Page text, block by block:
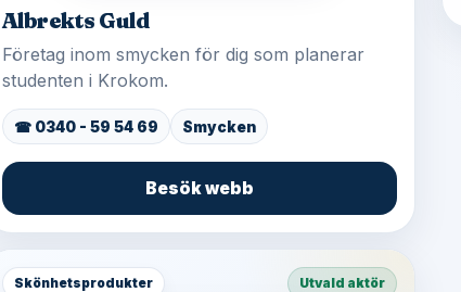
Albrekts Guld
Företag inom smycken för dig som planerar
studenten i Krokom.
☎ 0340 - 59 54 69 Smycken
Besök webb
Skönhetsprodukter Utvald aktör